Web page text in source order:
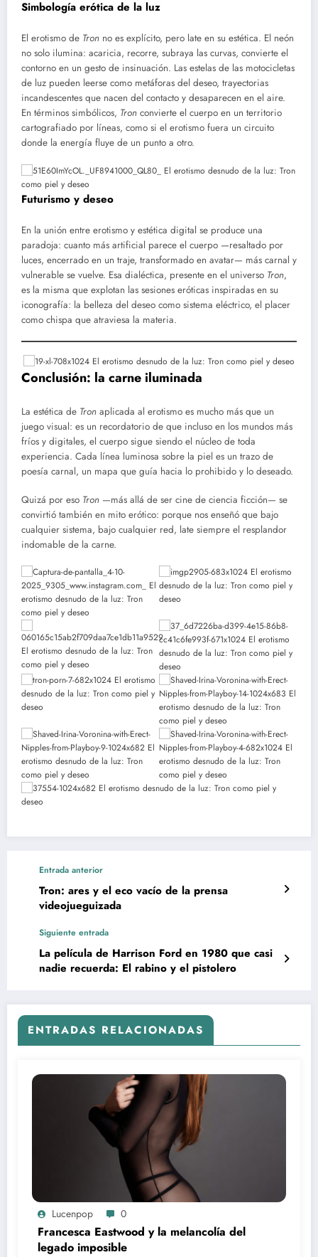
Simbología erótica de la luz
El erotismo de Tron no es explícito, pero late en su estética. El neón
no solo ilumina: acaricia, recorre, subraya las curvas, convierte el
contorno en un gesto de insinuación. Las estelas de las motocicletas
de luz pueden leerse como metáforas del deseo, trayectorias
incandescentes que nacen del contacto y desaparecen en el aire.
En términos simbólicos, Tron convierte el cuerpo en un territorio
cartografiado por líneas, como si el erotismo fuera un circuito
donde la energía fluye de un punto a otro.
Futurismo y deseo
En la unión entre erotismo y estética digital se produce una
paradoja: cuanto más artificial parece el cuerpo —resaltado por
luces, encerrado en un traje, transformado en avatar— más carnal y
vulnerable se vuelve. Esa dialéctica, presente en el universo Tron,
es la misma que explotan las sesiones eróticas inspiradas en su
iconografía: la belleza del deseo como sistema eléctrico, el placer
como chispa que atraviesa la materia.
Conclusión: la carne iluminada
La estética de Tron aplicada al erotismo es mucho más que un
juego visual: es un recordatorio de que incluso en los mundos más
fríos y digitales, el cuerpo sigue siendo el núcleo de toda
experiencia. Cada línea luminosa sobre la piel es un trazo de
poesía carnal, un mapa que guía hacia lo prohibido y lo deseado.
Quizá por eso Tron —más allá de ser cine de ciencia ficción— se
convirtió también en mito erótico: porque nos enseñó que bajo
cualquier sistema, bajo cualquier red, late siempre el resplandor
indomable de la carne.
Entrada anterior
Tron: ares y el eco vacío de la prensa
videojueguizada
Siguiente entrada
La película de Harrison Ford en 1980 que casi
nadie recuerda: El rabino y el pistolero
ENTRADAS RELACIONADAS
Lucenpop 0
Francesca Eastwood y la melancolía del
legado imposible